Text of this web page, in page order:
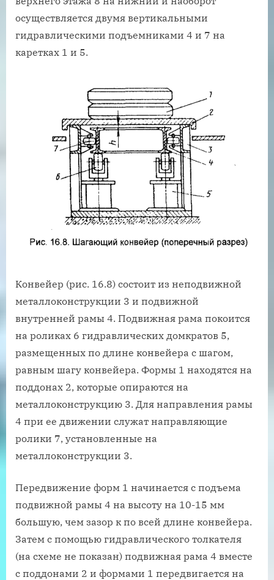
осуществляется двумя вертикальными
гидравлическими подъемниками 4 и 7 на
каретках 1 и 5.
Конвейер (рис. 16.8) состоит из неподвижной
металлоконструкции 3 и подвижной
внутренней рамы 4. Подвижная рама покоится
на роликах 6 гидравлических домкратов 5,
размещенных по длине конвейера с шагом,
равным шагу конвейера. Формы 1 находятся на
поддонах 2, которые опираются на
металлоконструкцию 3. Для направления рамы
4 при ее движении служат направляющие
ролики 7, установленные на
металлоконструкции 3.
Передвижение форм 1 начинается с подъема
подвижной рамы 4 на высоту на 10-15 мм
большую, чем зазор к по всей длине конвейера.
Затем с помощью гидравлического толкателя
(на схеме не показан) подвижная рама 4 вместе
с поддонами 2 и формами 1 передвигается на